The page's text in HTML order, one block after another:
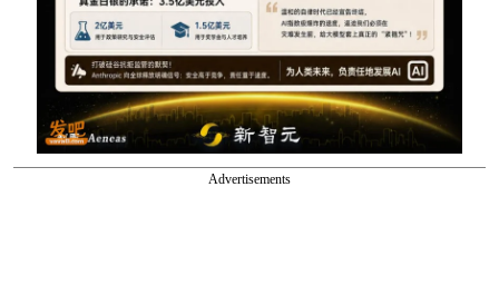
Advertisements